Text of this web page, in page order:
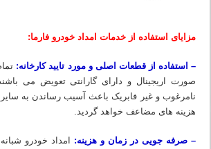
مزایای استفاده از خدمات امداد خودرو فارما:
– استفاده از قطعات اصلی و مورد تایید کارخانه:
صورت اریجینال و دارای گارانتی تعویض می
نامرغوب و غیر فابریک باعث آسیب رساندن به
هزینه های مضاعف خواهد گردید.
– صرفه جویی در زمان و هزینه:
امداد خودرو